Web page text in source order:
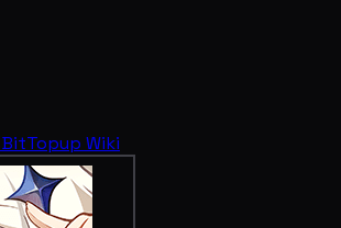
BitTopup Wiki